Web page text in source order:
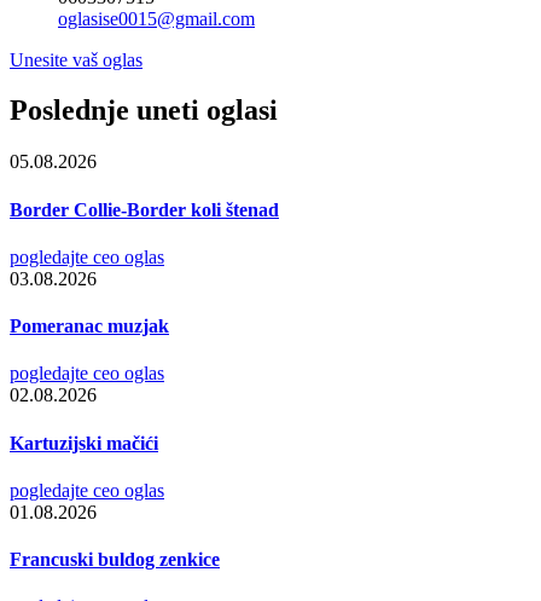
oglasise0015@gmail.com
Unesite vaš oglas
Poslednje uneti oglasi
05.08.2026
Border Collie-Border koli štenad
pogledajte ceo oglas
03.08.2026
Pomeranac muzjak
pogledajte ceo oglas
02.08.2026
Kartuzijski mačići
pogledajte ceo oglas
01.08.2026
Francuski buldog zenkice